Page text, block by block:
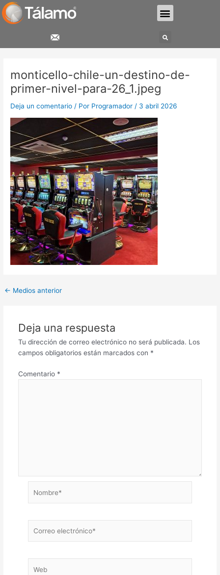
al
contenido
Menu
Search
monticello-chile-un-destino-de-
primer-nivel-para-26_1.jpeg
Deja un comentario / Por Programador / 3 abril 2026
entradas
← Medios anterior
Deja una respuesta
Tu dirección de correo electrónico no será publicada. Los
campos obligatorios están marcados con *
Comentario *
electrónico*